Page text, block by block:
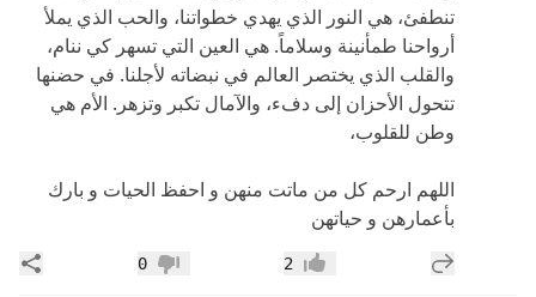
تنطفئ، هي النور الذي يهدي خطواتنا، والحب الذي يملأ
أرواحنا طمأنينة وسلاماً. هي العين التي تسهر كي ننام،
والقلب الذي يختصر العالم في نبضاته لأجلنا. في حضنها
تتحول الأحزان إلى دفء، والآمال تكبر وتزهر. الأم هي
وطن للقلوب،
اللهم ارحم كل من ماتت منهن و احفظ الحيات و بارك
بأعمارهن و حياتهن
إضافة رد جديد إعجاب2 عدم إعجاب
0